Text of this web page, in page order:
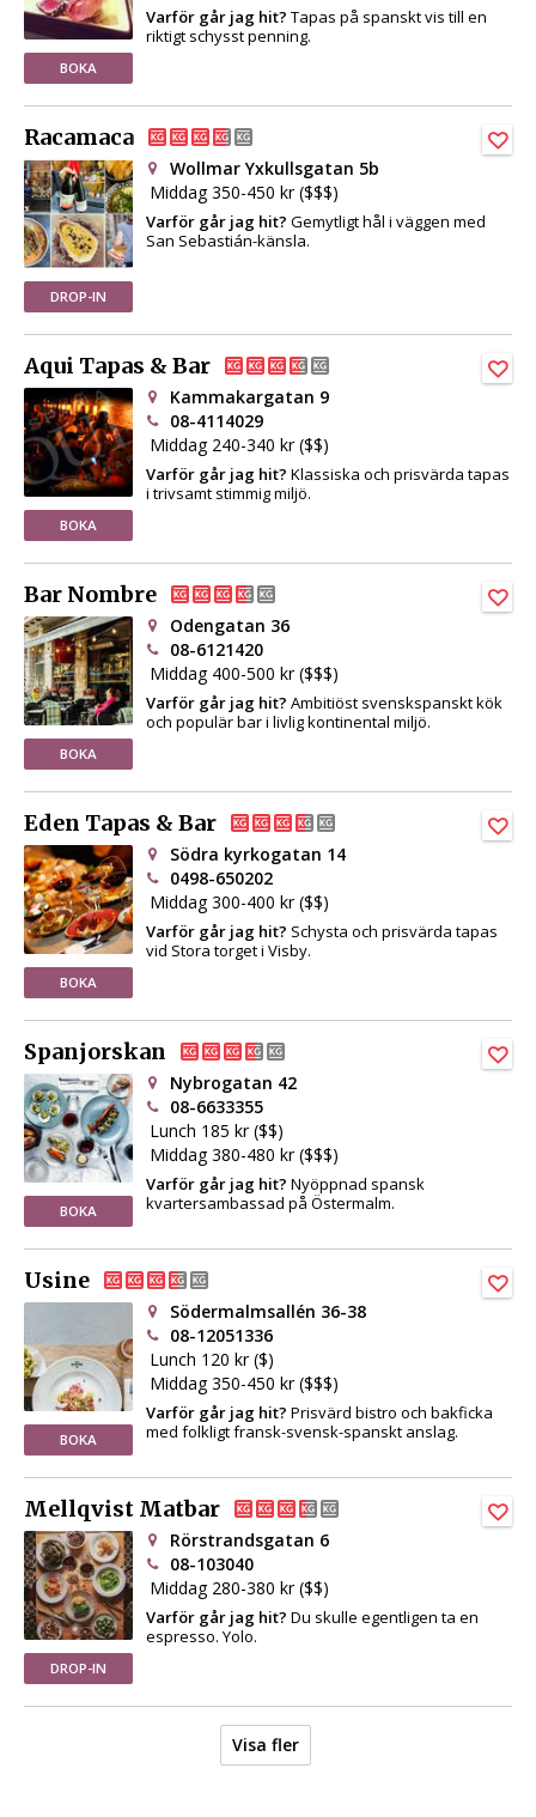
BOKA
Varför går jag hit? Tapas på spanskt vis till en
riktigt schysst penning.
Racamaca
DROP-IN
Wollmar Yxkullsgatan 5b
Middag 350-450 kr ($$$)
Varför går jag hit? Gemytligt hål i väggen med
San Sebastián-känsla.
Aqui Tapas & Bar
BOKA
Kammakargatan 9
08-4114029
Middag 240-340 kr ($$)
Varför går jag hit? Klassiska och prisvärda tapas
i trivsamt stimmig miljö.
Bar Nombre
BOKA
Odengatan 36
08-6121420
Middag 400-500 kr ($$$)
Varför går jag hit? Ambitiöst svenskspanskt kök
och populär bar i livlig kontinental miljö.
Eden Tapas & Bar
BOKA
Södra kyrkogatan 14
0498-650202
Middag 300-400 kr ($$)
Varför går jag hit? Schysta och prisvärda tapas
vid Stora torget i Visby.
Spanjorskan
BOKA
Nybrogatan 42
08-6633355
Lunch 185 kr ($$)
Middag 380-480 kr ($$$)
Varför går jag hit? Nyöppnad spansk
kvartersambassad på Östermalm.
Usine
BOKA
Södermalmsallén 36-38
08-12051336
Lunch 120 kr ($)
Middag 350-450 kr ($$$)
Varför går jag hit? Prisvärd bistro och bakficka
med folkligt fransk-svensk-spanskt anslag.
Mellqvist Matbar
DROP-IN
Rörstrandsgatan 6
08-103040
Middag 280-380 kr ($$)
Varför går jag hit? Du skulle egentligen ta en
espresso. Yolo.
Visa fler